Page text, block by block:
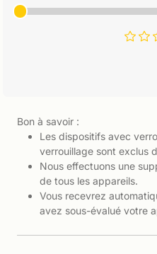
Bon à savoir :
Les dispositifs avec
verrouillage sont exclus
Nous effectuons une
de tous les appareils.
Vous recevrez
avez sous-évalué votre